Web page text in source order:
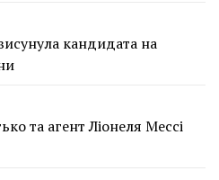
кандидата на
та агент Ліонеля Мессі